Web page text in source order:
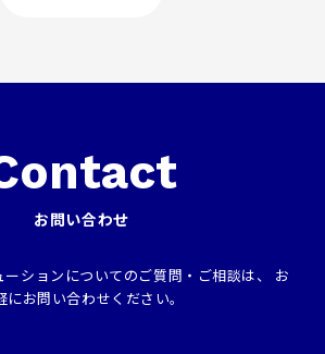
お問い合わせ
ションについてのご質問・ご相談は、
お
にお問い合わせください。